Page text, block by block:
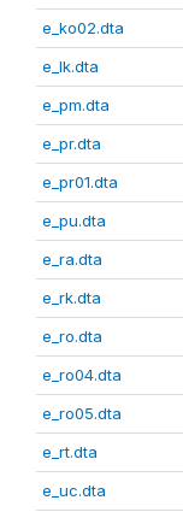
e_ko02.dta
e_lk.dta
e_pm.dta
e_pr.dta
e_pr01.dta
e_pu.dta
e_ra.dta
e_rk.dta
e_ro.dta
e_ro04.dta
e_ro05.dta
e_rt.dta
e_uc.dta